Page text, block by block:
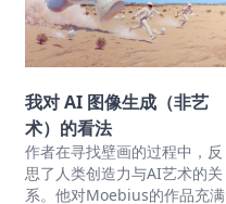
我对 AI 图像生成（非艺
术）的看法
作者在寻找壁画的过程中，反
思了人类创造力与AI艺术的关
系。他对Moebius的作品充满